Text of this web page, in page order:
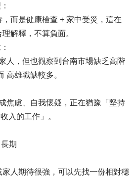
而是健康檢查 + 家中受災，這在
解釋，不算負面。
人，但也觀察到台南市場缺乏高階
高雄職缺較多。
慮、自我懷疑，正在猶豫「堅持
入的工作」。
期
人期待很強，可以先找一份相對穩